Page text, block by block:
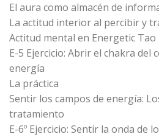
El aura como almacén de
La actitud interior al percibir y
Actitud mental en Energetic
E-5 Ejercicio: Abrir el chakra
energía
La práctica
Sentir los campos de energía:
tratamiento
E-6º Ejercicio: Sentir la onda de